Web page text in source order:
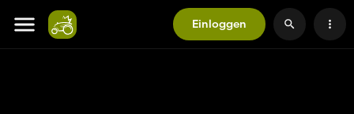
Einloggen